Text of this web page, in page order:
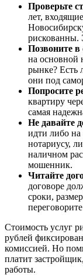
Проверьте
лет,
рискованны.
Позвоните
на основной
рынке? Есть
они под
Попросите
квартиру
самая
Не давайте
идти либо на
нотариусу,
наличном
мошенник.
Читайте
договоре
сроки,
Стоимость услуг
рублей
комиссией. Но
платит
работы.